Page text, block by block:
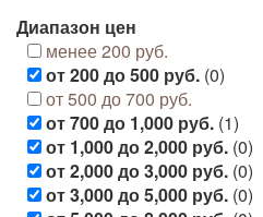
Диапазон цен
менее 200 руб.
от 200 до 500 руб. (0)
от 500 до 700 руб.
от 700 до 1,000 руб. (1)
от 1,000 до 2,000 руб. (0)
от 2,000 до 3,000 руб. (0)
от 3,000 до 5,000 руб. (0)